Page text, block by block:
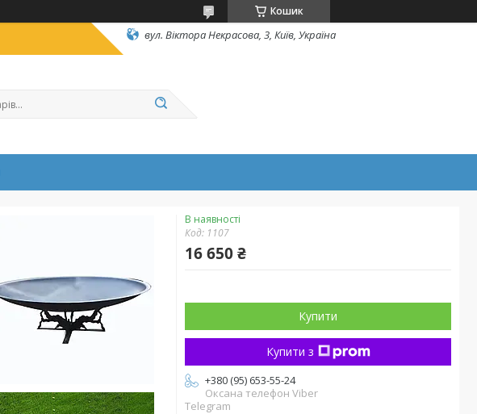
Кошик
вул. Вiктора Некрасова, 3, Київ, Україна
В наявності
Код: 1107
16 650 ₴
Купити
Купити з
+380 (95) 653-55-24
Оксана телефон Viber
Telegram